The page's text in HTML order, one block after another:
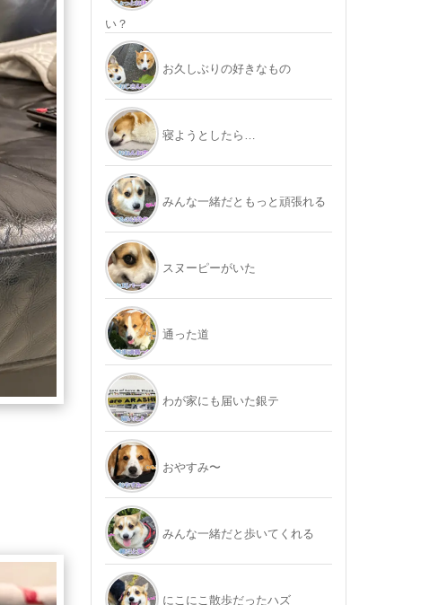
い？
お久しぶりの好きなもの
寝ようとしたら…
みんな一緒だともっと頑張れる
スヌーピーがいた
通った道
わが家にも届いた銀テ
おやすみ〜
みんな一緒だと歩いてくれる
にこにこ散歩だったハズ